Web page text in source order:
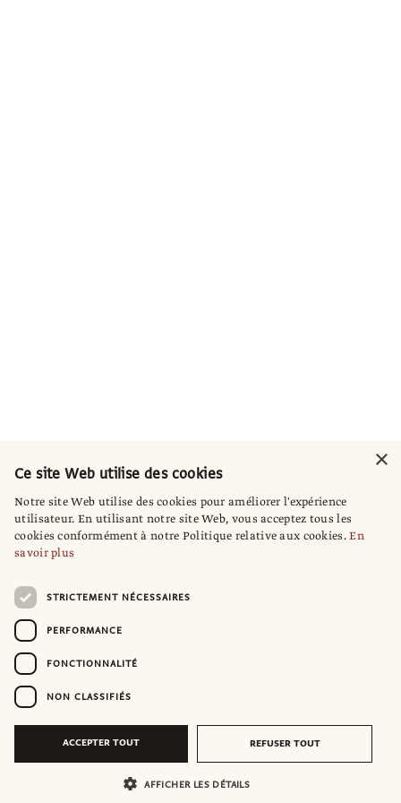
×
Ce site Web utilise des cookies
Notre site Web utilise des cookies pour améliorer l'expérience
utilisateur. En utilisant notre site Web, vous acceptez tous les
cookies conformément à notre Politique relative aux cookies.En
savoir plus
STRICTEMENT NÉCESSAIRES
PERFORMANCE
FONCTIONNALITÉ
NON CLASSIFIÉS
ACCEPTER TOUT REFUSER TOUT
AFFICHER LES DÉTAILS